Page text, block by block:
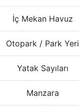
İç Mekan Havuz
Otopark / Park Yeri
Yatak Sayıları
Manzara